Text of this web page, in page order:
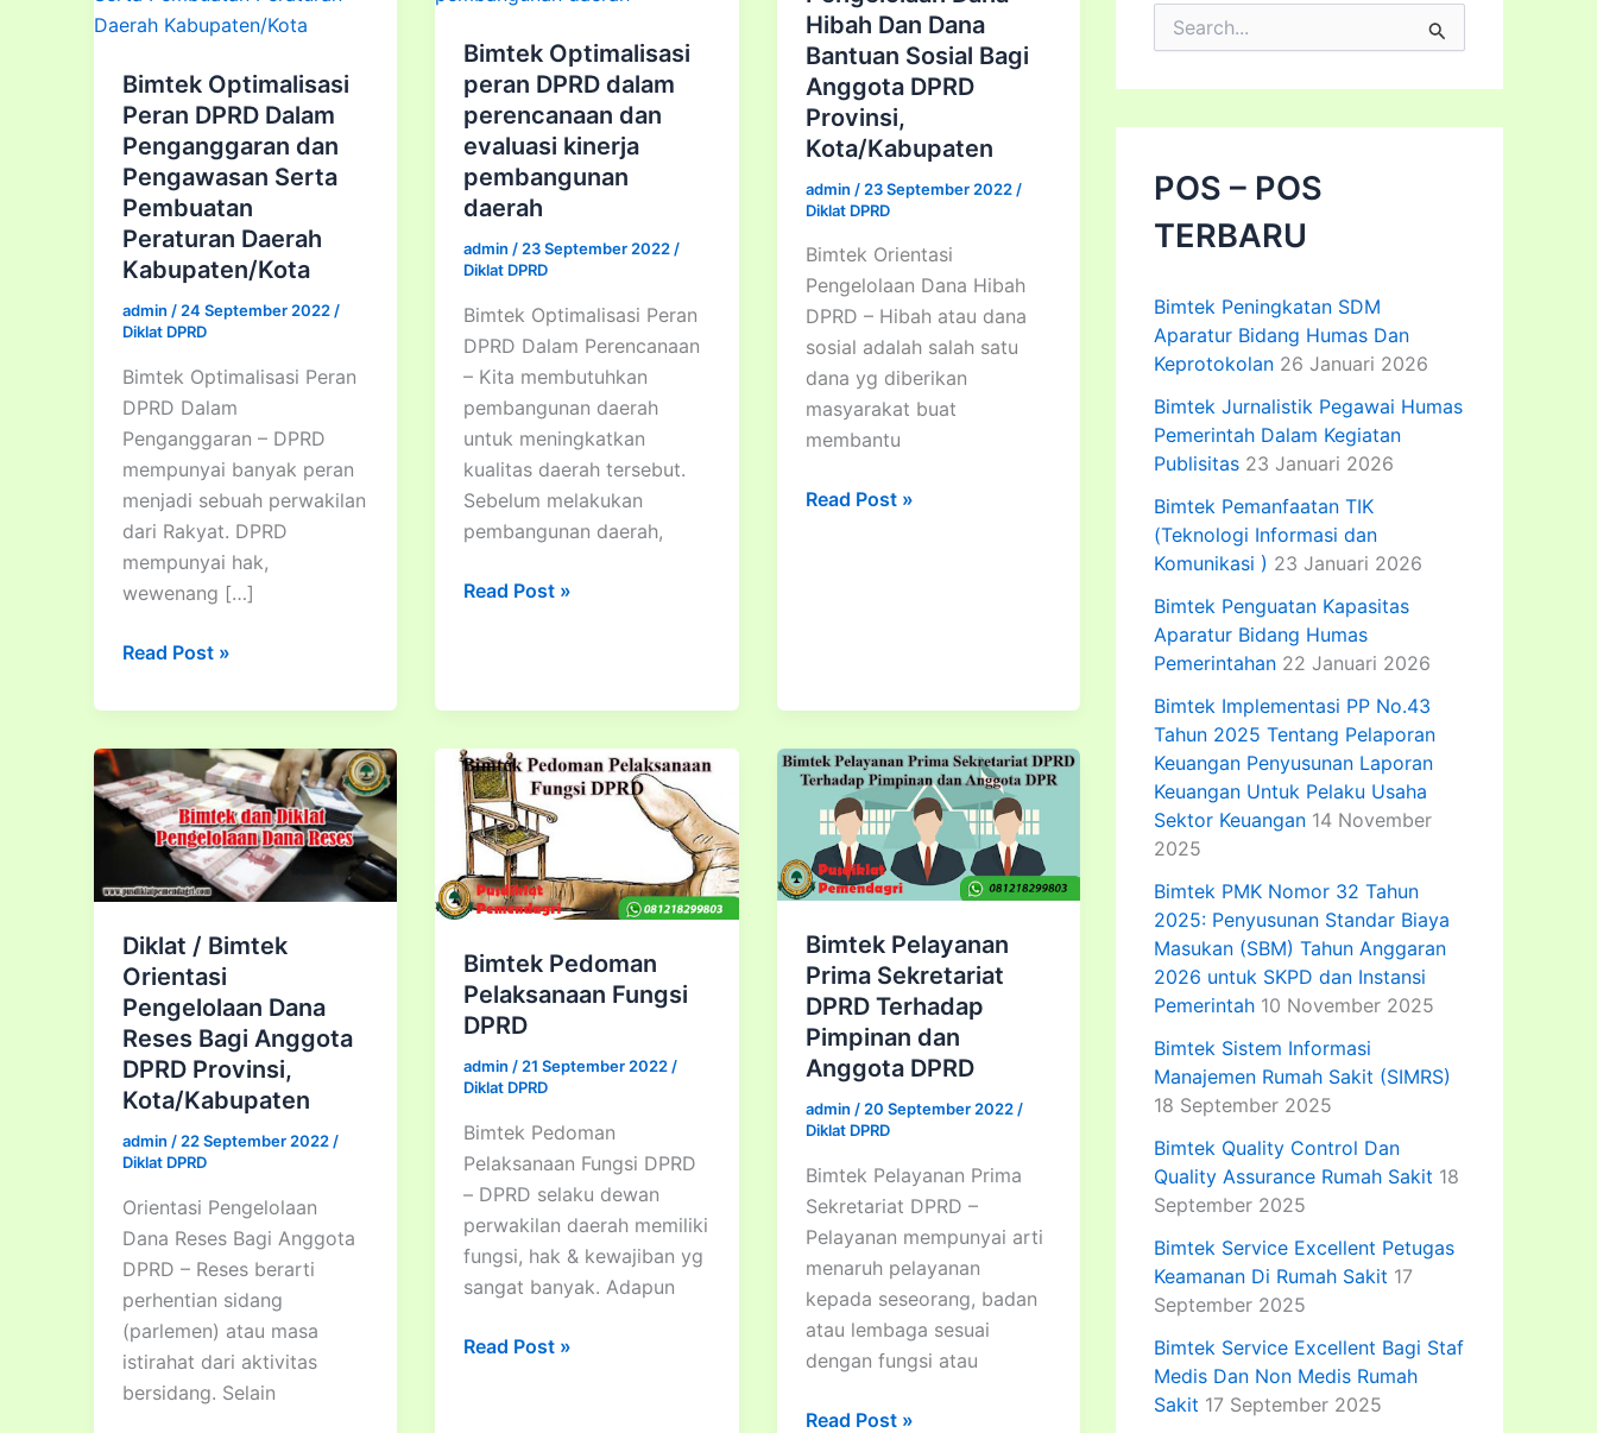
Bimtek Optimalisasi
Peran DPRD Dalam
Penganggaran dan
Pengawasan Serta
Pembuatan
Peraturan Daerah
Kabupaten/Kota
admin / 24 September 2022 /
Diklat DPRD
Bimtek Optimalisasi Peran
DPRD Dalam
Penganggaran – DPRD
mempunyai banyak peran
menjadi sebuah perwakilan
dari Rakyat. DPRD
mempunyai hak,
wewenang […]
Bimtek
Peran
DPRD
Dalam
Penganggaran
dan
Pengawasan
Serta
Peraturan
Daerah
Kabupaten/Kota
Read Post »
Bimtek Optimalisasi
peran DPRD dalam
perencanaan dan
evaluasi kinerja
pembangunan
daerah
admin / 23 September 2022 /
Diklat DPRD
Bimtek Optimalisasi Peran
DPRD Dalam Perencanaan
– Kita membutuhkan
pembangunan daerah
untuk meningkatkan
kualitas daerah tersebut.
Sebelum melakukan
pembangunan daerah,
Bimtek
dalam
perencanaan
dan
evaluasi
kinerja
pembangunan
daerah
Read Post »
Hibah Dan Dana
Bantuan Sosial Bagi
Anggota DPRD
Provinsi,
Kota/Kabupaten
admin / 23 September 2022 /
Diklat DPRD
Bimtek Orientasi
Pengelolaan Dana Hibah
DPRD – Hibah atau dana
sosial adalah salah satu
dana yg diberikan
masyarakat buat
membantu
Bimtek
Bantuan
Sosial
Bagi
Anggota
DPRD
Provinsi,
Kota/Kabupaten
Read Post »
Diklat / Bimtek
Orientasi
Pengelolaan Dana
Reses Bagi Anggota
DPRD Provinsi,
Kota/Kabupaten
admin / 22 September 2022 /
Diklat DPRD
Orientasi Pengelolaan
Dana Reses Bagi Anggota
DPRD – Reses berarti
perhentian sidang
(parlemen) atau masa
istirahat dari aktivitas
bersidang. Selain
Bimtek Pedoman
Pelaksanaan Fungsi
DPRD
admin / 21 September 2022 /
Diklat DPRD
Bimtek Pedoman
Pelaksanaan Fungsi DPRD
– DPRD selaku dewan
perwakilan daerah memiliki
fungsi, hak & kewajiban yg
sangat banyak. Adapun
Bimtek
Read Post »
Bimtek Pelayanan
Prima Sekretariat
DPRD Terhadap
Pimpinan dan
Anggota DPRD
admin / 20 September 2022 /
Diklat DPRD
Bimtek Pelayanan Prima
Sekretariat DPRD –
Pelayanan mempunyai arti
menaruh pelayanan
kepada seseorang, badan
atau lembaga sesuai
dengan fungsi atau
Bimtek
Read Post »
i
n
u
k
:
POS – POS
TERBARU
Bimtek Peningkatan SDM
Aparatur Bidang Humas Dan
Keprotokolan 26 Januari 2026
Bimtek Jurnalistik Pegawai Humas
Pemerintah Dalam Kegiatan
Publisitas 23 Januari 2026
Bimtek Pemanfaatan TIK
(Teknologi Informasi dan
Komunikasi ) 23 Januari 2026
Bimtek Penguatan Kapasitas
Aparatur Bidang Humas
Pemerintahan 22 Januari 2026
Bimtek Implementasi PP No.43
Tahun 2025 Tentang Pelaporan
Keuangan Penyusunan Laporan
Keuangan Untuk Pelaku Usaha
Sektor Keuangan 14 November
2025
Bimtek PMK Nomor 32 Tahun
2025: Penyusunan Standar Biaya
Masukan (SBM) Tahun Anggaran
2026 untuk SKPD dan Instansi
Pemerintah 10 November 2025
Bimtek Sistem Informasi
Manajemen Rumah Sakit (SIMRS)
18 September 2025
Bimtek Quality Control Dan
Quality Assurance Rumah Sakit 18
September 2025
Bimtek Service Excellent Petugas
Keamanan Di Rumah Sakit 17
September 2025
Bimtek Service Excellent Bagi Staf
Medis Dan Non Medis Rumah
Sakit 17 September 2025